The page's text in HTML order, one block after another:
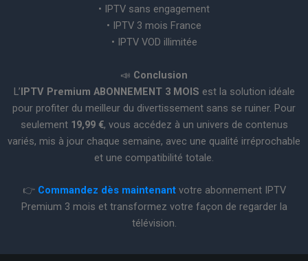
• IPTV sans engagement
• IPTV 3 mois France
• IPTV VOD illimitée
📣 Conclusion
L’IPTV Premium ABONNEMENT 3 MOIS est la solution idéale
pour profiter du meilleur du divertissement sans se ruiner. Pour
seulement 19,99 €, vous accédez à un univers de contenus
variés, mis à jour chaque semaine, avec une qualité irréprochable
et une compatibilité totale.
👉 Commandez dès maintenantvotre abonnement IPTV
Premium 3 mois et transformez votre façon de regarder la
télévision.